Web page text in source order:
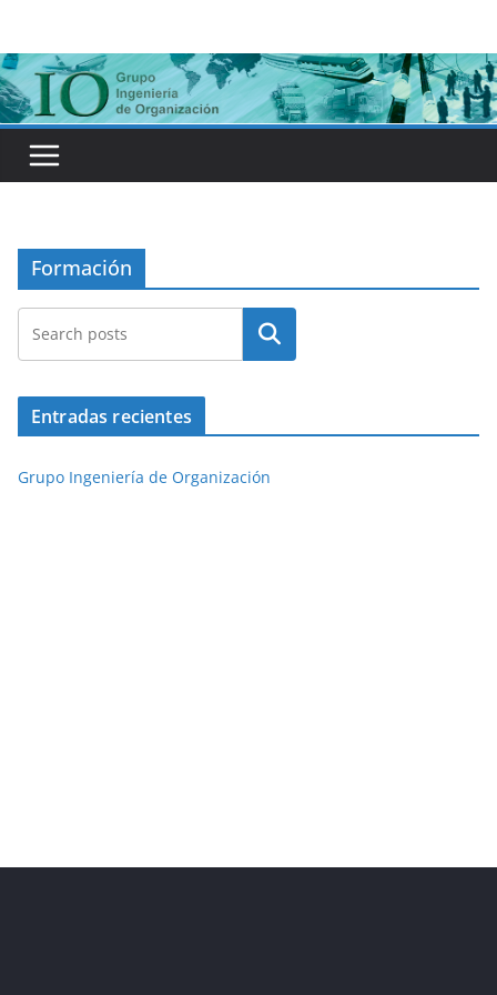
contenido
Formación
Buscar
Entradas recientes
Grupo Ingeniería de Organización